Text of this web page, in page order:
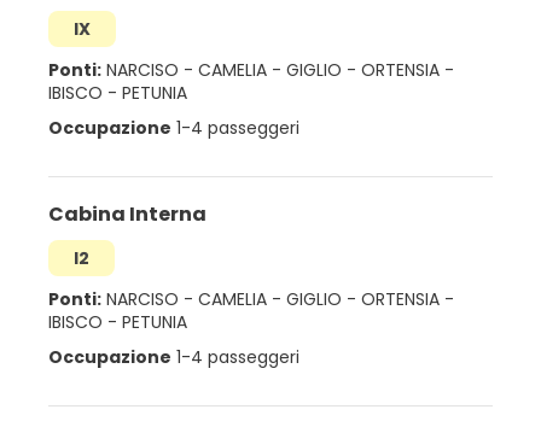
IX
Ponti: NARCISO - CAMELIA - GIGLIO - ORTENSIA -
IBISCO - PETUNIA
Occupazione 1-4 passeggeri
Cabina Interna
I2
Ponti: NARCISO - CAMELIA - GIGLIO - ORTENSIA -
IBISCO - PETUNIA
Occupazione 1-4 passeggeri